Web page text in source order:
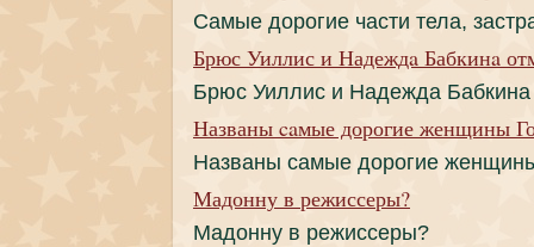
Самые дорогие части тела,
Брюс Уиллис и Надеждa Бабкинa
Брюс Уиллис и Надеждa
Названы caмые дорогие женщины
Названы caмые дорогие
Мадонну в режиссеры?
Мадонну в режиссеры?